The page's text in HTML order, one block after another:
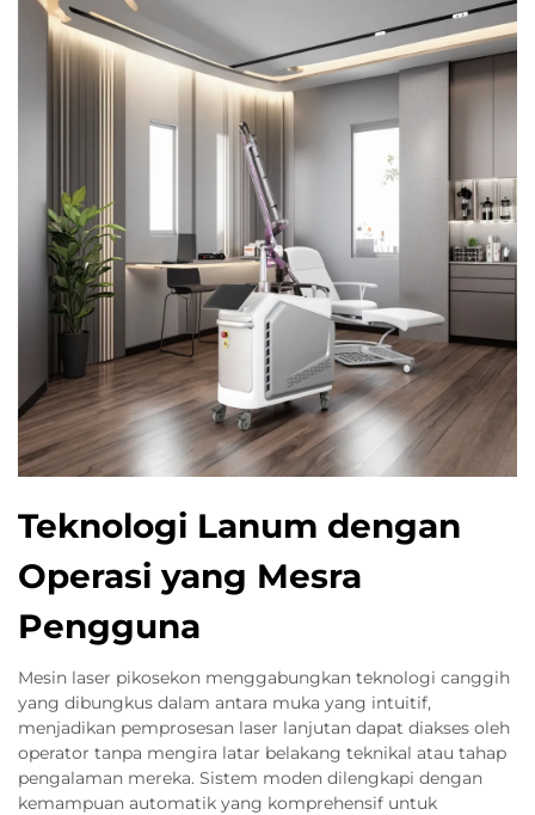
Teknologi Lanum dengan
Operasi yang Mesra
Pengguna
Mesin laser pikosekon menggabungkan teknologi canggih
yang dibungkus dalam antara muka yang intuitif,
menjadikan pemprosesan laser lanjutan dapat diakses oleh
operator tanpa mengira latar belakang teknikal atau tahap
pengalaman mereka. Sistem moden dilengkapi dengan
kemampuan automatik yang komprehensif untuk